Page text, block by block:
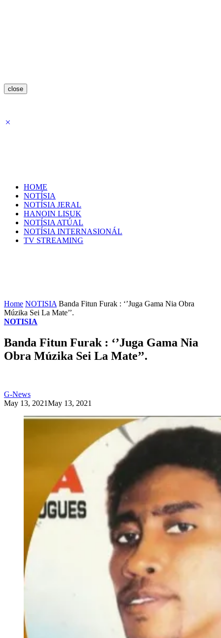
close
HOME
NOTÍSIA
NOTÍSIA JERAL
HANOIN LISUK
NOTÍSIA ATÚAL
NOTÍSIA INTERNASIONÁL
TV STREAMING
Home NOTISIA Banda Fitun Furak : ‘’Juga Gama Nia Obra
Múzika Sei La Mate’’.
NOTISIA
Banda Fitun Furak : ‘’Juga Gama Nia
Obra Múzika Sei La Mate’’.
G-News
May 13, 2021May 13, 2021